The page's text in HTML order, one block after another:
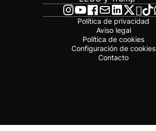
Política de privacidad
Aviso legal
Política de cookies
Configuración de cookies
Contacto